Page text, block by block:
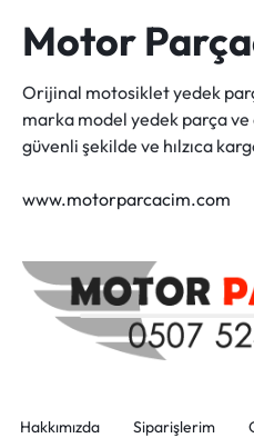
Motor
Orijinal motosiklet yedek
marka model yedek parça
güvenli şekilde ve hılzıca
www.motorparcacim.com
Hakkımızda Siparişlerim